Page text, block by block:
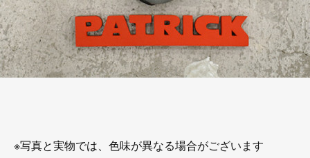
※写真と実物では、色味が異なる場合がございます